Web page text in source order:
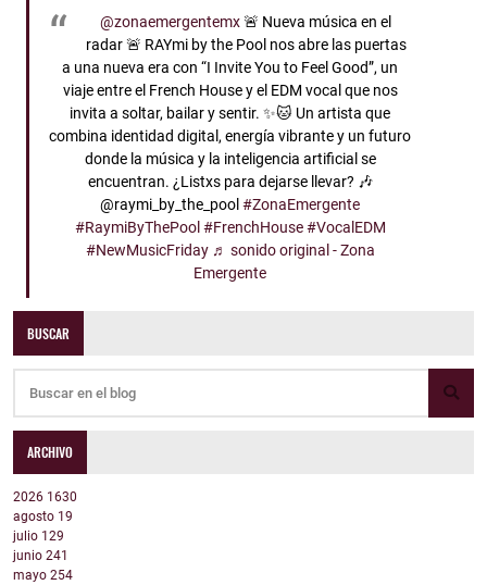
@zonaemergentemx🚨 Nueva música en el
radar 🚨 RAYmi by the Pool nos abre las puertas
a una nueva era con “I Invite You to Feel Good”, un
viaje entre el French House y el EDM vocal que nos
invita a soltar, bailar y sentir. ✨🐱 Un artista que
combina identidad digital, energía vibrante y un futuro
donde la música y la inteligencia artificial se
encuentran. ¿Listxs para dejarse llevar? 🎶
@raymi_by_the_pool#ZonaEmergente
#RaymiByThePool #FrenchHouse #VocalEDM
#NewMusicFriday ♬ sonido original - Zona
Emergente
BUSCAR
ARCHIVO
2026 1630
agosto 19
julio 129
junio 241
mayo 254